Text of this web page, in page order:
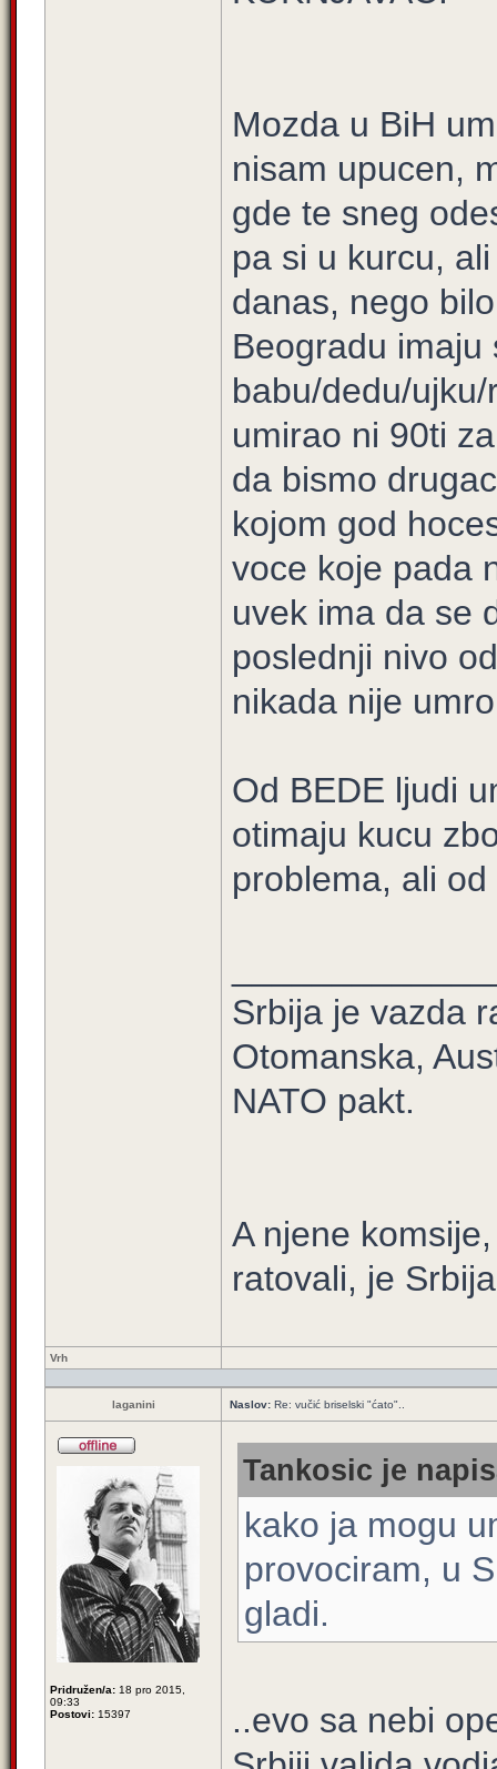
Mozda u BiH
nisam upucen,
gde te sneg
pa si u kurcu,
danas, nego
Beogradu imaju
babu/dedu/
umirao ni 90ti
da bismo
kojom god
voce koje pada
uvek ima da se
poslednji nivo
nikada nije
Od BEDE ljudi
otimaju kucu
problema, ali
Srbija je vazda
Otomanska,
NATO pakt.
A njene
ratovali, je
Vrh
laganini Naslov: Re: vučić briselski "ćato"..
Pridružen/a: 18 pro 2015,
09:33
Postovi: 15397
Tankosic je
kako ja mogu
provociram, u
gladi.
..evo sa nebi